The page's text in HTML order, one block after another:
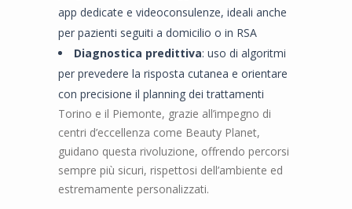
app dedicate e videoconsulenze, ideali anche
per pazienti seguiti a domicilio o in RSA
Diagnostica predittiva: uso di algoritmi
per prevedere la risposta cutanea e orientare
con precisione il planning dei trattamenti
Torino e il Piemonte, grazie all’impegno di
centri d’eccellenza come Beauty Planet,
guidano questa rivoluzione, offrendo percorsi
sempre più sicuri, rispettosi dell’ambiente ed
estremamente personalizzati.